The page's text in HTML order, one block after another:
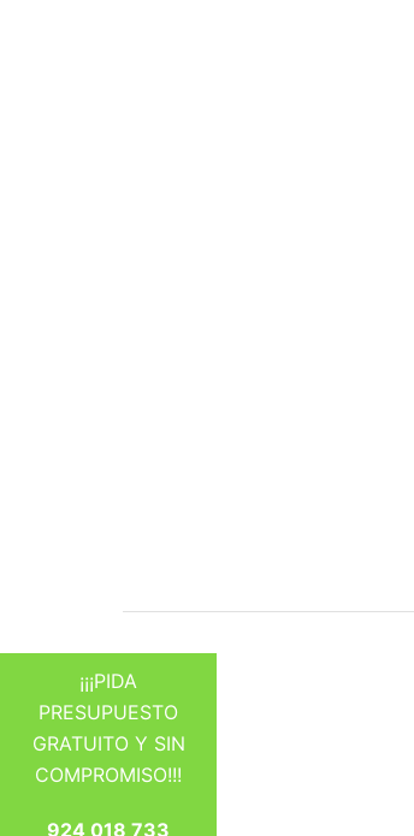
¡¡¡PIDA
PRESUPUESTO
GRATUITO Y SIN
COMPROMISO!!!
924 018 733